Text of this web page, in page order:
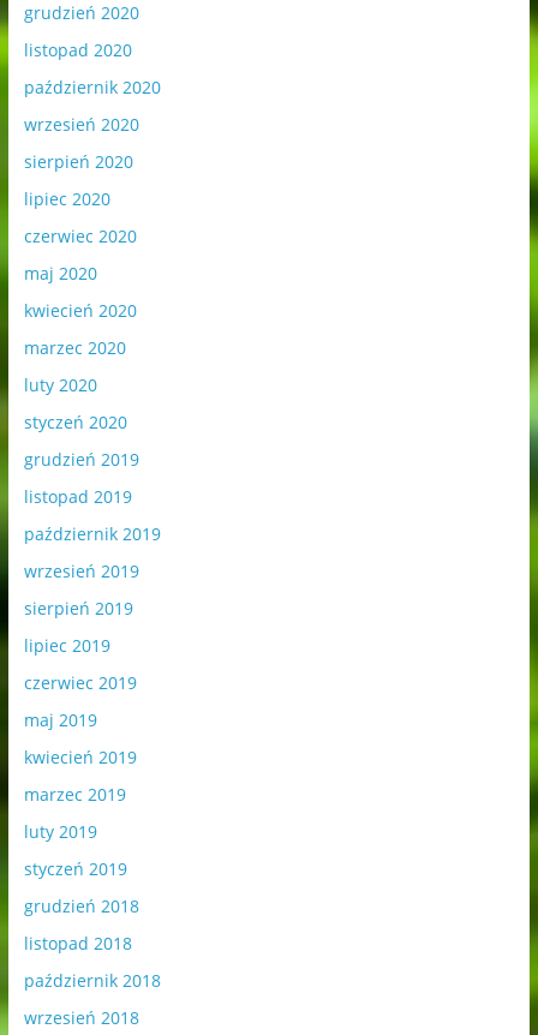
grudzień 2020
listopad 2020
październik 2020
wrzesień 2020
sierpień 2020
lipiec 2020
czerwiec 2020
maj 2020
kwiecień 2020
marzec 2020
luty 2020
styczeń 2020
grudzień 2019
listopad 2019
październik 2019
wrzesień 2019
sierpień 2019
lipiec 2019
czerwiec 2019
maj 2019
kwiecień 2019
marzec 2019
luty 2019
styczeń 2019
grudzień 2018
listopad 2018
październik 2018
wrzesień 2018